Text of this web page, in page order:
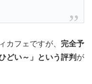
カフェですが、 完全予
どい～」という評判 が